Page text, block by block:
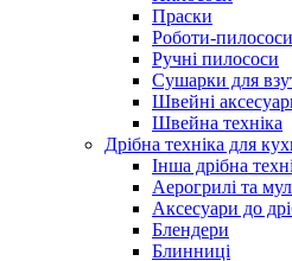
Праски
Роботи-пилососи
Ручні пилососи
Сушарки для
Швейні
Швейна техніка
Дрібна техніка для
Інша дрібна
Аерогрилі та
Аксесуари до
Блендери
Блинниці